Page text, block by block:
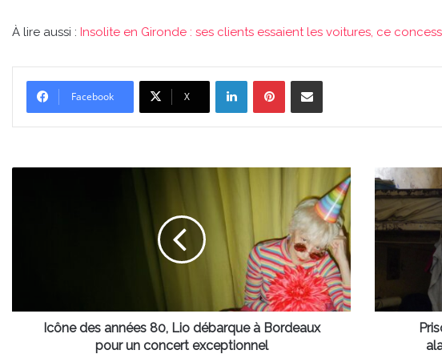
À lire aussi : Insolite en Gironde : ses clients essaient les voitures, ce
Facebook X
LinkedinPinterestPartager par email
pour
Icône des années 80, Lio débarque à Bordeaux
pour un concert exceptionnel
Prison
de
Bordeaux-
Gradignan
sur